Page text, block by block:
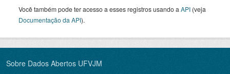
Você também pode ter acesso a esses registros usando a API (veja
Documentação da API).
Sobre Dados Abertos UFVJM